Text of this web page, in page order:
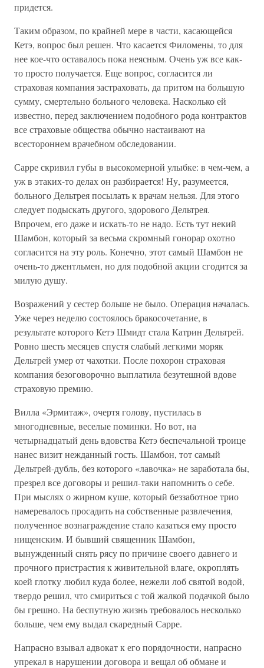
придется.
Таким образом, по крайней мере в части, касающейся
Кетэ, вопрос был решен. Что касается Филомены, то для
нее кое-что оставалось пока неясным. Очень уж все как-
то просто получается. Еще вопрос, согласится ли
страховая компания застраховать, да притом на большую
сумму, смертельно больного человека. Насколько ей
известно, перед заключением подобного рода контрактов
все страховые общества обычно настаивают на
всестороннем врачебном обследовании.
Сарре скривил губы в высокомерной улыбке: в чем-чем, а
уж в этаких-то делах он разбирается! Ну, разумеется,
больного Дельтрея посылать к врачам нельзя. Для этого
следует подыскать другого, здорового Дельтрея.
Впрочем, его даже и искать-то не надо. Есть тут некий
Шамбон, который за весьма скромный гонорар охотно
согласится на эту роль. Конечно, этот самый Шамбон не
очень-то джентльмен, но для подобной акции сгодится за
милую душу.
Возражений у сестер больше не было. Операция началась.
Уже через неделю состоялось бракосочетание, в
результате которого Кетэ Шмидт стала Катрин Дельтрей.
Ровно шесть месяцев спустя слабый легкими моряк
Дельтрей умер от чахотки. После похорон страховая
компания безоговорочно выплатила безутешной вдове
страховую премию.
Вилла «Эрмитаж», очертя голову, пустилась в
многодневные, веселые поминки. Но вот, на
четырнадцатый день вдовства Кетэ беспечальной троице
нанес визит нежданный гость. Шамбон, тот самый
Дельтрей-дубль, без которого «лавочка» не заработала бы,
презрел все договоры и решил-таки напомнить о себе.
При мыслях о жирном куше, который беззаботное трио
намеревалось просадить на собственные развлечения,
полученное вознаграждение стало казаться ему просто
нищенским. И бывший священник Шамбон,
вынужденный снять рясу по причине своего давнего и
прочного пристрастия к живительной влаге, окроплять
коей глотку любил куда более, нежели лоб святой водой,
твердо решил, что смириться с той жалкой подачкой было
бы грешно. На беспутную жизнь требовалось несколько
больше, чем ему выдал скаредный Сарре.
Напрасно взывал адвокат к его порядочности, напрасно
упрекал в нарушении договора и вещал об обмане и